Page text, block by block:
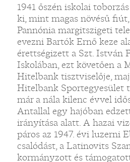
1941 őszén iskolai
ki, mint magas növésű fiút,
Pannónia margitszigeti
evezni Bartók Ernő keze
érettségizett a Szt. István
Iskolában, ezt követően a
Hitelbank tisztviselője,
Hitelbank Sportegyesület
már a nála kilenc évvel
Antallal egy hajóban
irányítása alatt. A hazai
páros az 1947. évi luzerni
csalódást, a Latinovits
kormányzott és